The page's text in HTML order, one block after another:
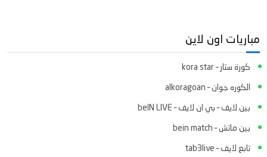
مباريات اون لاين
كورة ستار – kora star
الكوره جوان – alkoragoan
بين لايف – بي ان لايف – beIN LIVE
بين ماتش – bein match
تابع لايف – tab3live